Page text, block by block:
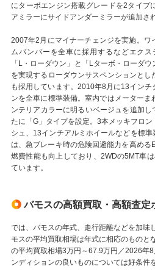
にターボエンジン搭載グレードを2タイプ
アミラーにサイドアンダーミラーが追加さ
2007年2月にマイナーチェンジを実施。ワ
ムバンパーを全車に採用するなどエク
「L・ローダウン」と「Lターボ・ローダ
を実現するローダウンサスペンションと
も採用しています。2010年8月に13インチ
ンを全車に標準装備。室内ではメーターま
ンテリアカラーに明るいベージュを追加
たに「G」タイプを設定。3本メッキフロ
シュ、13インチアルミホイールなどを標
は、急ブレーキ時の危険回避能力を高める
燃費性能も向上しており、2WDの5MT車
ています。
バモスの高額買取・高額査定
では、バモスの年式、走行距離などを加味
モスの平均買取相場は年式に相応のもの
の平均買取相場3万円～67.9万円／2026年
ンディションの良いものについては好条件